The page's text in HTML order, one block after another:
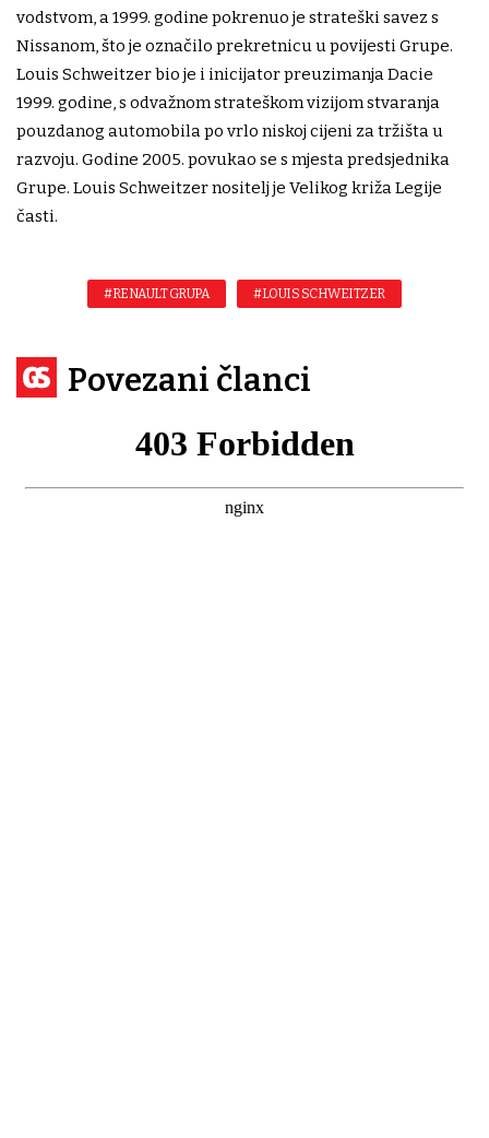
vodstvom, a 1999. godine pokrenuo je strateški savez s
Nissanom, što je označilo prekretnicu u povijesti Grupe.
Louis Schweitzer bio je i inicijator preuzimanja Dacie
1999. godine, s odvažnom strateškom vizijom stvaranja
pouzdanog automobila po vrlo niskoj cijeni za tržišta u
razvoju. Godine 2005. povukao se s mjesta predsjednika
Grupe. Louis Schweitzer nositelj je Velikog križa Legije
časti.
#RENAULT GRUPA #LOUIS SCHWEITZER
Povezani članci